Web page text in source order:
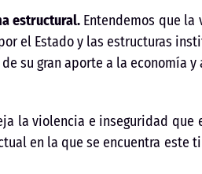
estructural. Entendemos que
el Estado y las estructuras
su gran aporte a la economía
la violencia e inseguridad
en la que se encuentra este